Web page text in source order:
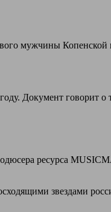
мужчины
Документ говорит о
ресурса
звездами